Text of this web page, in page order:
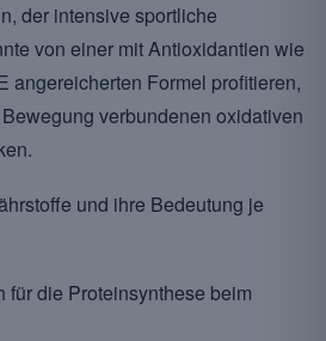
der intensive sportliche
von einer mit Antioxidantien wie
angereicherten Formel profitieren,
verbundenen oxidativen
und ihre Bedeutung je
für die Proteinsynthese beim